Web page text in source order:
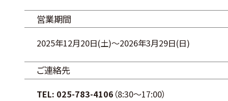
営業期間
2025年12月20日(土)～2026年3月29日(日)
ご連絡先
TEL: 025-783-4106 （8:30～17:00）